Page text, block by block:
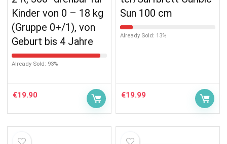
Kinder von 0 – 18 kg
(Gruppe 0+/1), von
Geburt bis 4 Jahre
Already Sold: 93%
€19.90
Sun 100 cm
Already Sold: 13%
€19.99